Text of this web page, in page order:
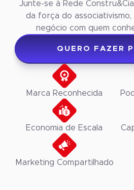
Junte-se à Rede
da força do
negócio com quem
QUERO FAZER
Marca Reconhecida
Economia de Escala
Marketing Compartilhado